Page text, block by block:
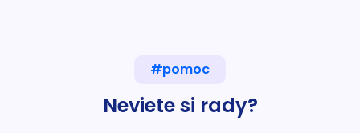
#pomoc
Neviete si rady?